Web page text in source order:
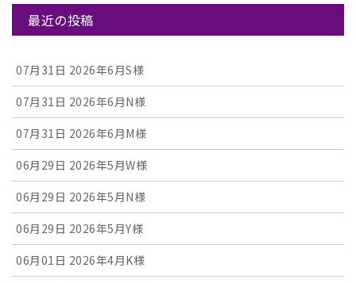
最近の投稿
07月31日 2026年6月S様
07月31日 2026年6月N様
07月31日 2026年6月M様
06月29日 2026年5月W様
06月29日 2026年5月N様
06月29日 2026年5月Y様
06月01日 2026年4月K様